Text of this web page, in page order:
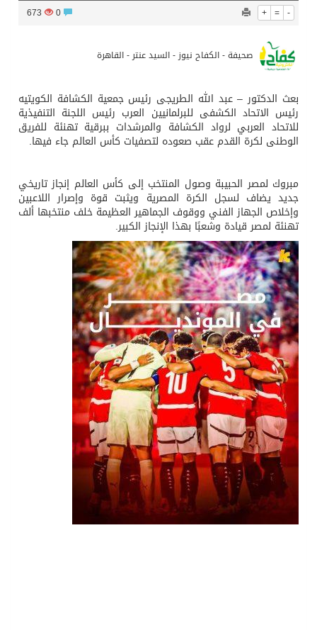
+ = -
673
صحيفة - الكفاح نيوز - السيد عنتر - القاهرة
بعث الدكتور – عبد الله الطريجى رئيس جمعية الكشافة الكويتيه
رئيس الاتحاد الكشفى للبرلمانيين العرب رئيس اللجنة التنفيذية
للاتحاد العربي لرواد الكشافة والمرشدات ببرقية تهنئة للفريق
الوطنى لكرة القدم عقب صعوده لتصفيات كأس العالم جاء فيها.
مبروك لمصر الحبيبة وصول المنتخب إلى كأس العالم إنجاز تاريخي
جديد يضاف لسجل الكرة المصرية ويثبت قوة وإصرار اللاعبين
وإخلاص الجهاز الفني ووقوف الجماهير العظيمة خلف منتخبها ألف
تهنئة لمصر قيادة وشعبًا بهذا الإنجاز الكبير.